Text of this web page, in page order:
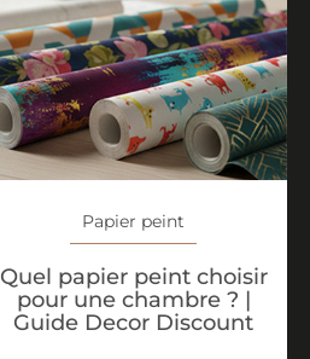
Papier peint
Quel papier peint choisir
pour une chambre ? |
Guide Decor Discount